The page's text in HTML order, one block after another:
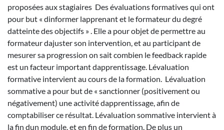
proposées aux stagiaires ­ Des évaluations formatives qui ont
pour but « dinformer lapprenant et le formateur du degré
datteinte des objectifs » . Elle a pour objet de permettre au
formateur dajuster son intervention, et au participant de
mesurer sa progression on sait combien le feedback rapide
est un facteur important dapprentissage. Lévaluation
formative intervient au cours de la formation. ­ Lévaluation
sommative a pour but de « sanctionner (positivement ou
négativement) une activité dapprentissage, afin de
comptabiliser ce résultat. Lévaluation sommative intervient à
la fin dun module, et en fin de formation. De plus un